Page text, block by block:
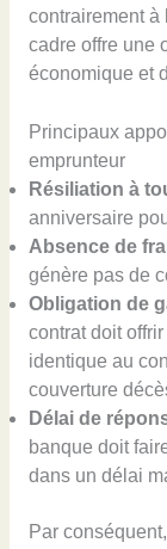
contrairement à
cadre offre une
économique et
Principaux
emprunteur
Résiliation à
anniversaire
Absence de
génère pas de
Obligation de
contrat doit
identique au
couverture
Délai de
banque doit
dans un délai
Par